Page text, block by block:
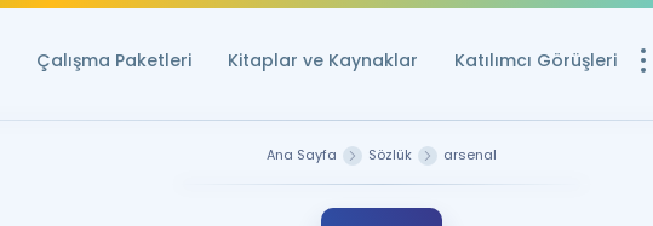
Çalışma Paketleri Kitaplar ve Kaynaklar Katılımcı Görüşleri
Ana Sayfa Sözlük arsenal